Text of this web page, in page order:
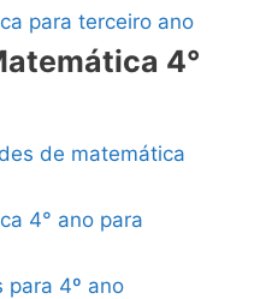
para terceiro ano
4°
de matemática
4° ano para
para 4º ano